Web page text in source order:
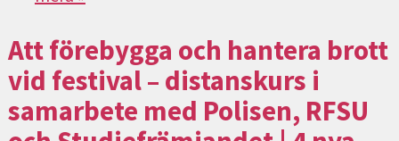
Att förebygga och hantera brott
vid festival – distanskurs i
samarbete med Polisen, RFSU